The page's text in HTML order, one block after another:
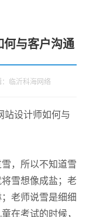
何与客户沟通
临沂科海网络
站设计师如何与
，所以不知道雪
雪想像成盐；老
老师说雪是细细
在考试的时候，